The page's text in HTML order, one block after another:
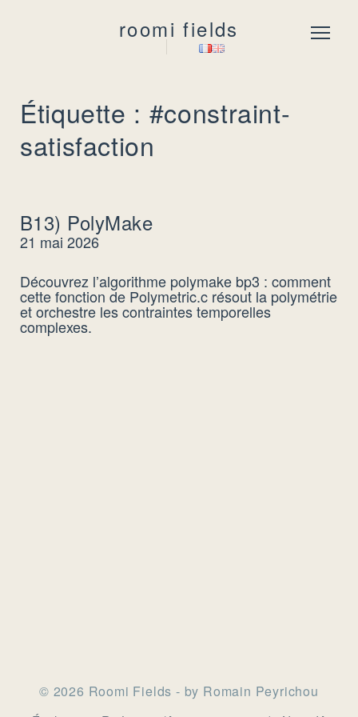
roomi fields Menu
Étiquette : #constraint-
satisfaction
B13) PolyMake
21 mai 2026
Découvrez l’algorithme polymake bp3 : comment
cette fonction de Polymetric.c résout la polymétrie
et orchestre les contraintes temporelles
complexes.
© 2026 Roomi Fields - by Romain Peyrichou